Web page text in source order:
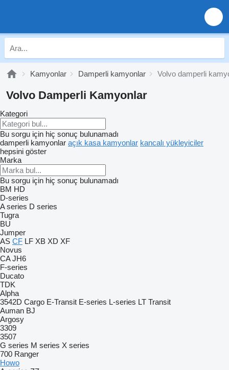
Kamyonlar Damperli kamyonlar Volvo damperli
Volvo Damperli Kamyonlar
Kategori
Bu sorgu için hiç sonuç bulunamadı
damperli kamyonlar açık kasa kamyonlar kancalı yükleyiciler
hepsini göster
Marka
Bu sorgu için hiç sonuç bulunamadı
BM HD
D-series
A series D series
Tugra
BU
Jumper
AS CF LF XB XD XF
Novus
CA JH6
F-series
Ducato
TDK
Alpha
3542D Cargo E-Transit E-series L-series LT Transit
Auman BJ
Argosy
3309
3507
G series M series X series
700 Ranger
Howo